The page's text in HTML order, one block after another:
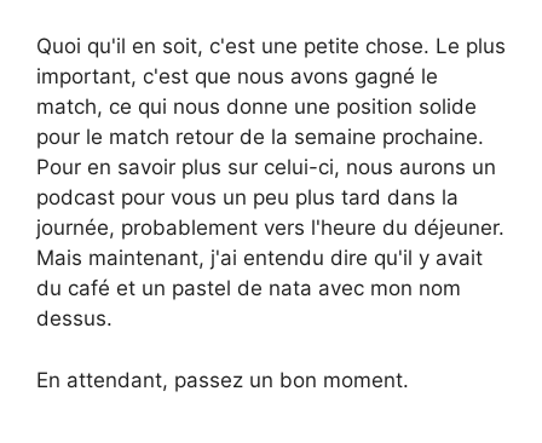
Quoi qu'il en soit, c'est une petite chose. Le plus
important, c'est que nous avons gagné le
match, ce qui nous donne une position solide
pour le match retour de la semaine prochaine.
Pour en savoir plus sur celui-ci, nous aurons un
podcast pour vous un peu plus tard dans la
journée, probablement vers l'heure du déjeuner.
Mais maintenant, j'ai entendu dire qu'il y avait
du café et un pastel de nata avec mon nom
dessus.
En attendant, passez un bon moment.